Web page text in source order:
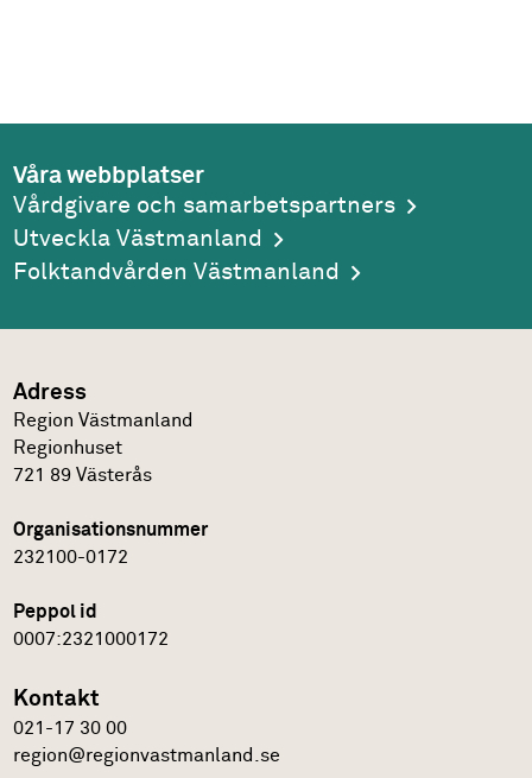
Våra webbplatser
Vårdgivare och samarbetspartners
Utveckla Västmanland
Folktandvården Västmanland
Adress
Region Västmanland
Regionhuset
721 89 Västerås
Organisationsnummer
232100-0172
Peppol id
0007:2321000172
Kontakt
021-17 30 00
region@regionvastmanland.se